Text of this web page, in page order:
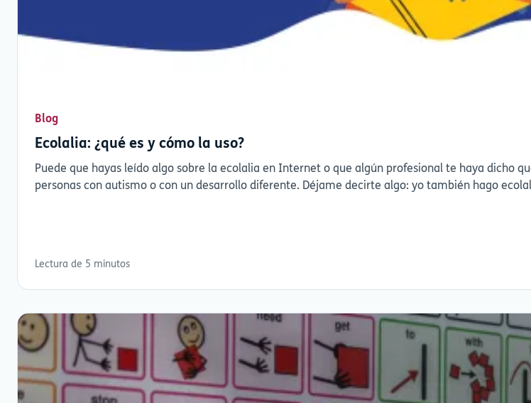
Blog
Ecolalia: ¿qué es y cómo la uso?
Puede que hayas leído algo sobre la ecolalia en Internet o que algún profesional te haya dicho
Lectura de 5 minutos